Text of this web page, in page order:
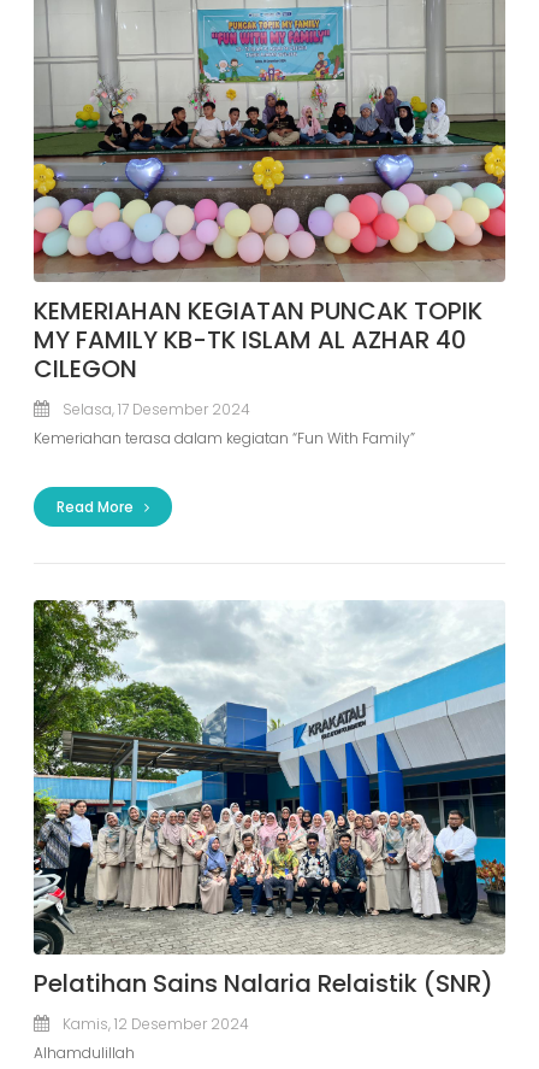
KEMERIAHAN KEGIATAN PUNCAK TOPIK
MY FAMILY KB-TK ISLAM AL AZHAR 40
CILEGON
Selasa, 17 Desember 2024
Kemeriahan terasa dalam kegiatan “Fun With Family”
Read More
Pelatihan Sains Nalaria Relaistik (SNR)
Kamis, 12 Desember 2024
Alhamdulillah